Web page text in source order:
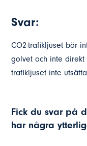
Svar:
CO2-trafikljuset bör
golvet och inte direkt
trafikljuset inte
Fick du svar på
har några